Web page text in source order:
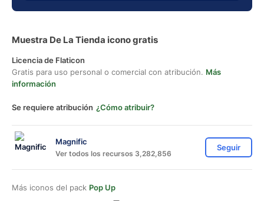
Muestra De La Tienda icono gratis
Licencia de Flaticon
Gratis para uso personal o comercial con atribución. Más
información
Se requiere atribución ¿Cómo atribuir?
Magnific
Ver todos los recursos 3,282,856
Seguir
Más iconos del pack Pop Up